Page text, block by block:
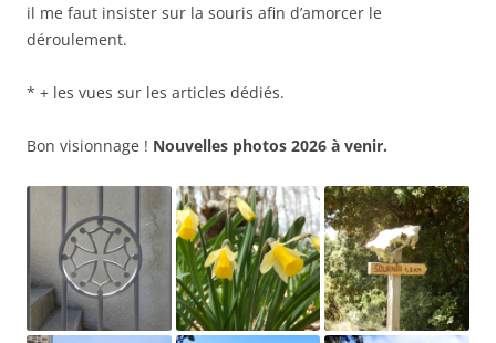
il me faut insister sur la souris afin d’amorcer le
déroulement.
* + les vues sur les articles dédiés.
Bon visionnage ! Nouvelles photos 2026 à venir.